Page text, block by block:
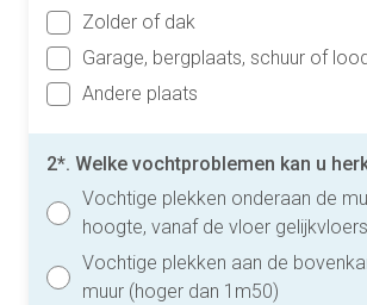
Zolder of dak
Garage, bergplaats, schuur of
Andere plaats
2*. Welke vochtproblemen kan u
Vochtige plekken onderaan de
hoogte, vanaf de vloer
Vochtige plekken aan de
muur (hoger dan 1m50)